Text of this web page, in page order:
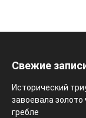
Свежие
Исторический
завоевала
гребле